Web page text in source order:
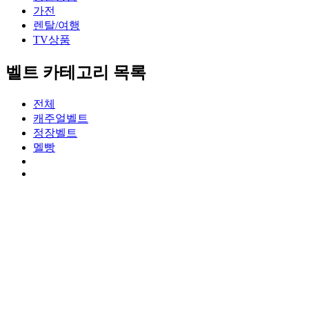
가전
렌탈/여행
TV상품
벨트 카테고리 목록
전체
캐주얼벨트
정장벨트
멜빵